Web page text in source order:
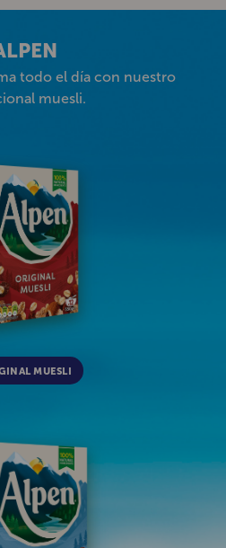
todo el día con nuestro
muesli.
MUESLI